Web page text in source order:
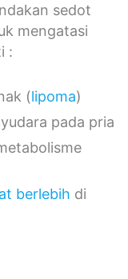
sedot
mengatasi
:
(lipoma)
pada pria
berlebih di